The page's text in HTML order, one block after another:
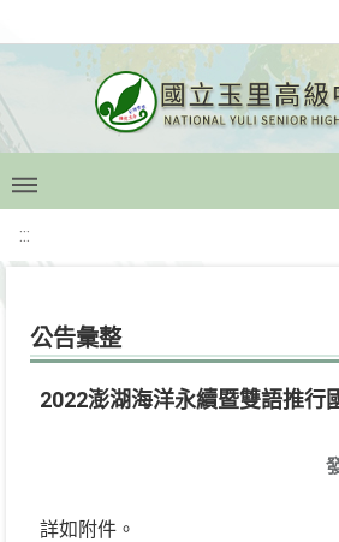
:::
公告彙整
2022澎湖海洋永續暨雙語推行
詳如附件。